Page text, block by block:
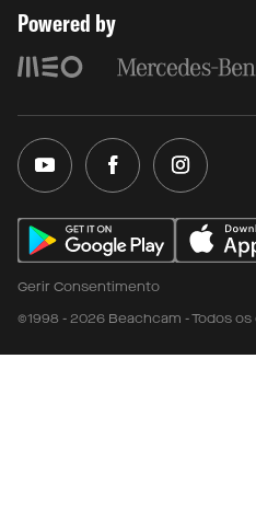
Powered by
Gerir Consentimento
©1998 - 2026 Beachcam - Todos